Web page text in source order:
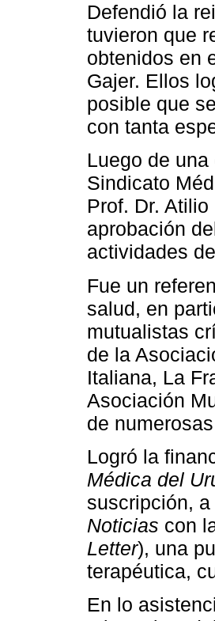
Defendió la
tuvieron que
obtenidos en
Gajer. Ellos
posible que
con tanta
Luego de
Sindicato
Prof. Dr.
aprobación
actividades
Fue un
salud, en
mutualistas
de la
Italiana, La
Asociación
de
Logró la
Médica del
suscripción,
Noticias con
Letter), una
terapéutica,
En lo